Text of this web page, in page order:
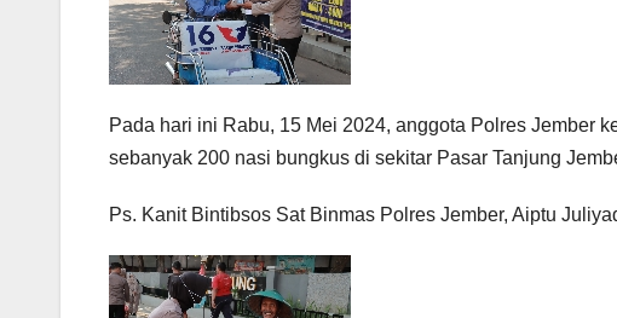
Pada hari ini Rabu, 15 Mei 2024, anggota Polres Jember
sebanyak 200 nasi bungkus di sekitar Pasar Tanjung
Ps. Kanit Bintibsos Sat Binmas Polres Jember, Aiptu